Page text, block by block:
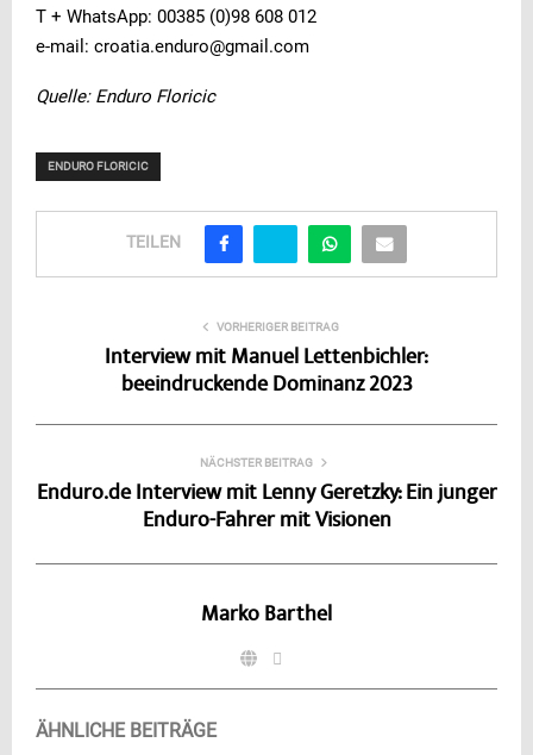
T + WhatsApp: 00385 (0)98 608 012
e-mail: croatia.enduro@gmail.com
Quelle: Enduro Floricic
ENDURO FLORICIC
TEILEN
VORHERIGER BEITRAG
Interview mit Manuel Lettenbichler:
beeindruckende Dominanz 2023
NÄCHSTER BEITRAG
Enduro.de Interview mit Lenny Geretzky: Ein junger
Enduro-Fahrer mit Visionen
Marko Barthel
ÄHNLICHE BEITRÄGE